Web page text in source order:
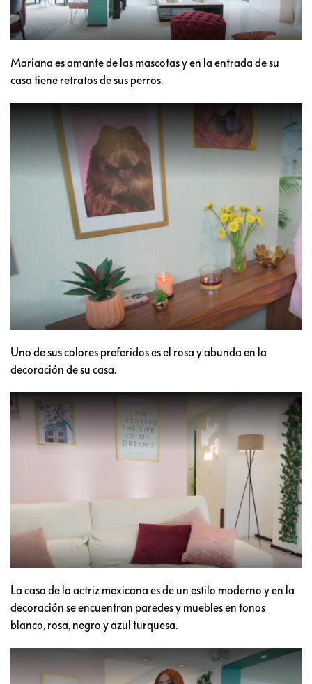
Mariana es amante de las mascotas y en la entrada de su
casa tiene retratos de sus perros.
Uno de sus colores preferidos es el rosa y abunda en la
decoración de su casa.
La casa de la actriz mexicana es de un estilo moderno y en la
decoración se encuentran paredes y muebles en tonos
blanco, rosa, negro y azul turquesa.